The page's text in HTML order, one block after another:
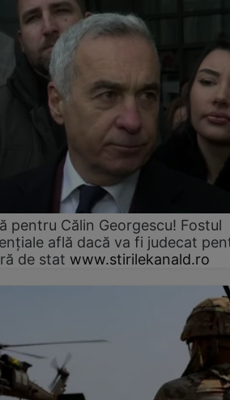
pentru Călin Georgescu! Fostul
află dacă va fi judecat
de stat www.stirilekanald.ro